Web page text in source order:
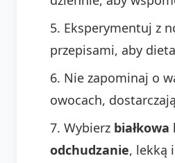
Eksperymentuj z
przepisami, aby
Nie zapominaj o
owocach,
Wybierz białkowa
odchudzanie, lekką